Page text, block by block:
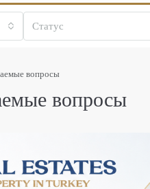
Статус
вопросы
вопросы